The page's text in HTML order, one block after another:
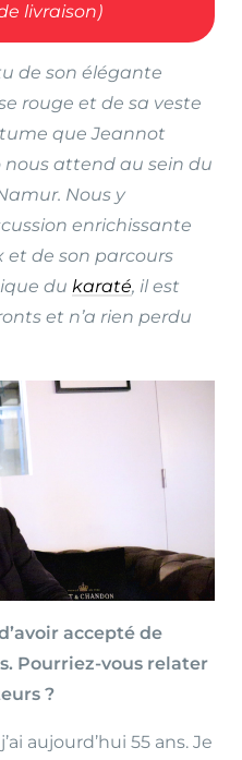
livraison)
de son élégante
rouge et de sa veste
que Jeannot
nous attend au sein du
Nous y
enrichissante
de son parcours
du karaté, il est
et n’a rien perdu
accepté de
Pourriez-vous relater
?
aujourd’hui 55 ans. Je